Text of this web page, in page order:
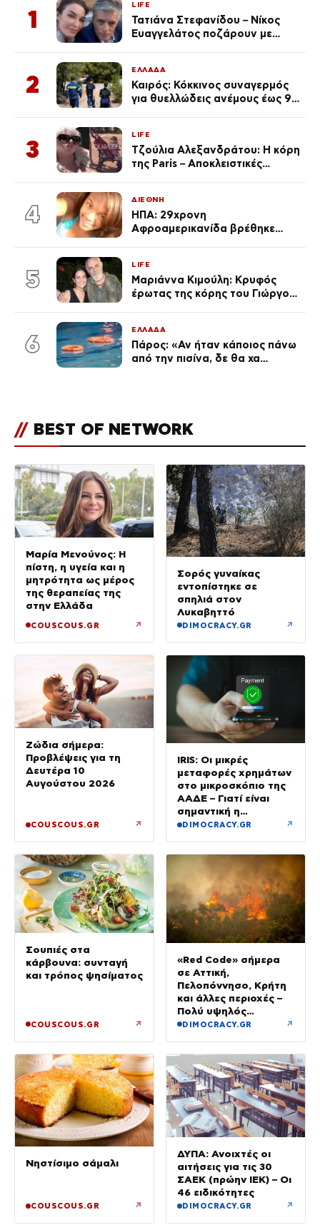
1
LIFE
Τατιάνα Στεφανίδου – Νίκος
Ευαγγελάτος ποζάρουν με
2
ΕΛΛΑΔΑ
Καιρός: Κόκκινος συναγερμός
για θυελλώδεις ανέμους έως 9
3
LIFE
Τζούλια Αλεξανδράτου: Η κόρη
της Paris – Αποκλειστικές
4
ΔΙΕΘΝΗ
ΗΠΑ: 29χρονη
Αφροαμερικανίδα βρέθηκε
5
LIFE
Μαριάννα Κιμούλη: Κρυφός
έρωτας της κόρης του Γιώργου,
6
ΕΛΛΑΔΑ
Πάρος: «Αν ήταν κάποιος πάνω
από την πισίνα, δε θα χα
beach bar
// BEST OF NETWORK
Μαρία Μενούνος: Η
πίστη, η υγεία και η
μητρότητα ως μέρος
της θεραπείας της
στην Ελλάδα
COUSCOUS.GR ↗
Σορός γυναίκας
εντοπίστηκε σε
σπηλιά στον
Λυκαβηττό
DIMOCRACY.GR ↗
Ζώδια σήμερα:
Προβλέψεις για τη
Δευτέρα 10
Αυγούστου 2026
COUSCOUS.GR ↗
IRIS: Οι μικρές
μεταφορές χρημάτων
στο μικροσκόπιο της
ΑΑΔΕ – Γιατί είναι
σημαντική η
αιτιολογία
DIMOCRACY.GR ↗
Σουπιές στα
κάρβουνα: συνταγή
και τρόπος ψησίματος
COUSCOUS.GR ↗
«Red Code» σήμερα
σε Αττική,
Πελοπόννησο, Κρήτη
και άλλες περιοχές –
Πολύ υψηλός
κίνδυνος πυρκαγιάς
DIMOCRACY.GR ↗
Νηστίσιμο σάμαλι
COUSCOUS.GR ↗
ΔΥΠΑ: Ανοιχτές οι
αιτήσεις για τις 30
ΣΑΕΚ (πρώην ΙΕΚ) – Οι
46 ειδικότητες
DIMOCRACY.GR ↗